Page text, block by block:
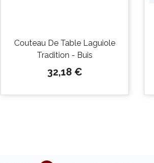
Couteau De Table Laguiole
Tradition - Buis
Prix
32,18 €